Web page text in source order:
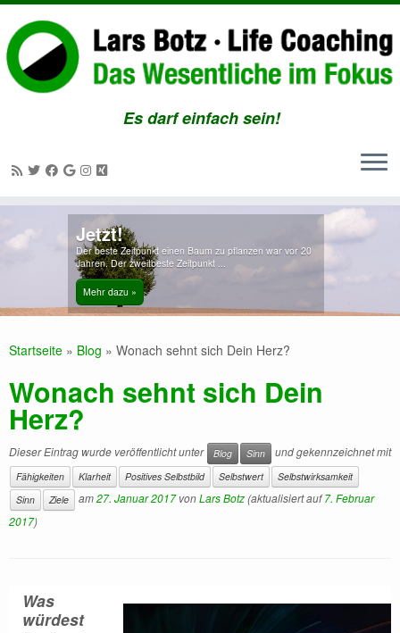
Inhalt
springen
Es darf einfach sein!
Jetzt!
Der beste Zeitpunkt einen Baum zu pflanzen war vor 20
Jahren. Der zweitbeste Zeitpunkt ...
Mehr dazu »
Startseite » Blog » Wonach sehnt sich Dein Herz?
Wonach sehnt sich Dein
Herz?
Dieser Eintrag wurde veröffentlicht unter Blog Sinn und gekennzeichnet mit
Fähigkeiten Klarheit Positives Selbstbild Selbstwert
Selbstwirksamkeit
Sinn
Ziele am27. Januar 2017 vonLars Botz(aktualisiert auf7. Februar
2017)
Was
würdest